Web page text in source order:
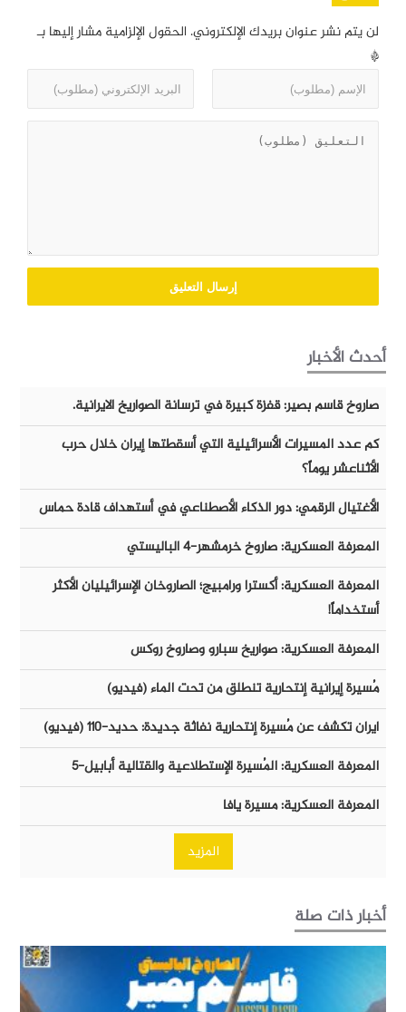
لن يتم نشر عنوان بريدك الإلكتروني. الحقول الإلزامية مشار إليها بـ
*
أحدث الأخبار
صاروخ قاسم بصير: قفزة كبيرة في ترسانة الصواريخ الايرانية.
كم عدد المسيرات الأسرائيلية التي أسقطتها إيران خلال حرب
الأثناعشر يوماً؟
الأغتيال الرقمي: دور الذكاء الأصطناعي في أستهداف قادة حماس
المعرفة العسكرية: صاروخ خرمشهر-٤ الباليستي
المعرفة العسكرية: أكسترا ورامبيج؛ الصاروخان الإسرائيليان الأكثر
أستخداماً!
المعرفة العسكرية: صواريخ سبارو وصاروخ روكس
مُسيرة إيرانية إنتحارية تنطلق من تحت الماء (فيديو)
ايران تكشف عن مُسيرة إنتحارية نفاثة جديدة: حديد-١١٠ (فيديو)
المعرفة العسكرية: المُسيرة الإستطلاعية والقتالية أبابيل-٥
المعرفة العسكرية: مسيرة يافا
المزيد
أخبار ذات صلة